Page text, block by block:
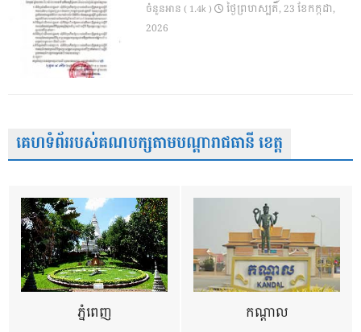
ចំនួនអាន ( 1.4k )
ថ្ងៃ​ព្រហស្បតិ៍, 23 ខែ​កក្កដា,
2026
គេហទំព័ររបស់គណបក្សតាមបណ្តារាជធានី ខេត្ត
ភ្នំពេញ កណ្តាល